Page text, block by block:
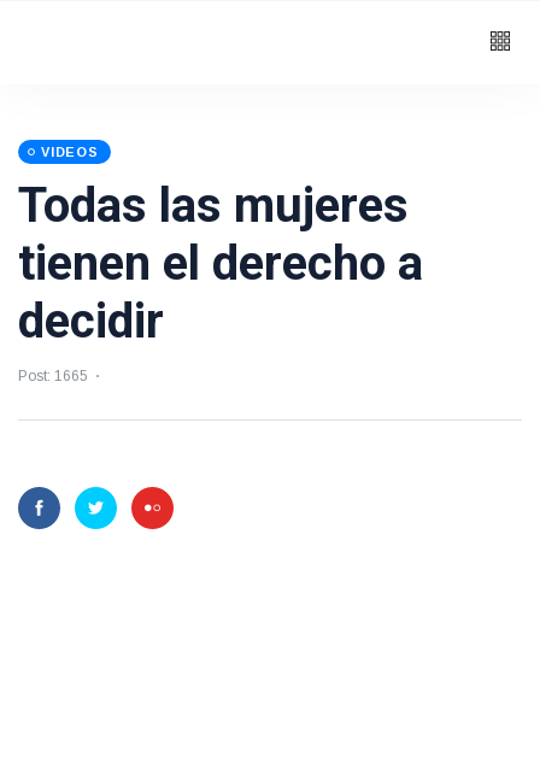
VIDEOS
Todas las mujeres
tienen el derecho a
decidir
Post: 1665